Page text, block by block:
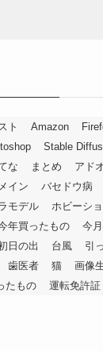
ト Amazon
Stable
な まとめ アド
イン バセドウ病
モデル ホビーシ
年買ったもの 今
日の出 台風 引
歯医者 猫 画像
たもの
運転免許証